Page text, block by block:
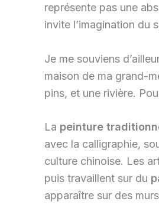
représente pas une
invite l’imagination du
Je me souviens
maison de ma grand-
pins, et une rivière.
La peinture
avec la calligraphie,
culture chinoise. Les
puis travaillent sur du
apparaître sur des